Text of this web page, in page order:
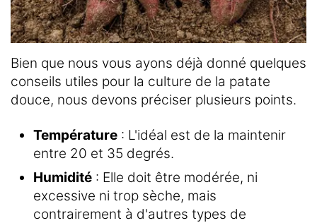
Bien que nous vous ayons déjà donné quelques
conseils utiles pour la culture de la patate
douce, nous devons préciser plusieurs points.
Température : L'idéal est de la maintenir
entre 20 et 35 degrés.
Humidité : Elle doit être modérée, ni
excessive ni trop sèche, mais
contrairement à d'autres types de